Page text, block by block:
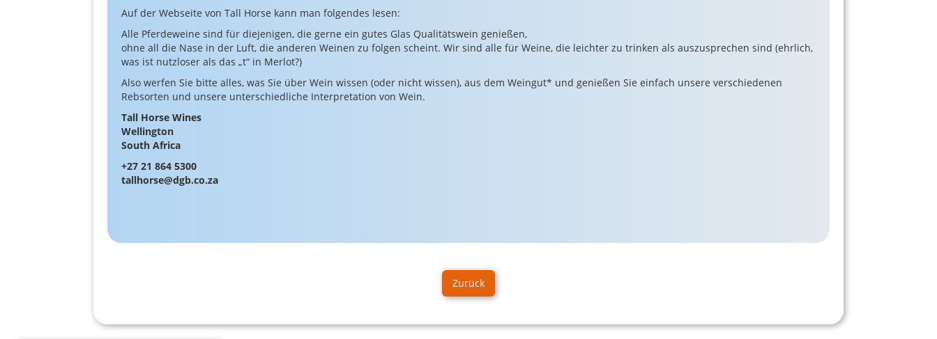
Auf der Webseite von Tall Horse kann man folgendes lesen:
Alle Pferdeweine sind für diejenigen, die gerne ein gutes Glas Qualitätswein genießen,
ohne all die Nase in der Luft, die anderen Weinen zu folgen scheint. Wir sind alle für Weine, die leichter zu trinken als auszusprechen sind (ehrlich,
was ist nutzloser als das „t“ in Merlot?)
Also werfen Sie bitte alles, was Sie über Wein wissen (oder nicht wissen), aus dem Weingut* und genießen Sie einfach unsere verschiedenen
Rebsorten und unsere unterschiedliche Interpretation von Wein.
Tall Horse Wines
Wellington
South Africa
+27 21 864 5300
tallhorse@dgb.co.za
Zurück